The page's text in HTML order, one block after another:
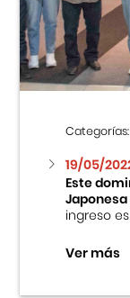
Categorías:
19/05/
Este
Japonesa
ingreso
Ver más